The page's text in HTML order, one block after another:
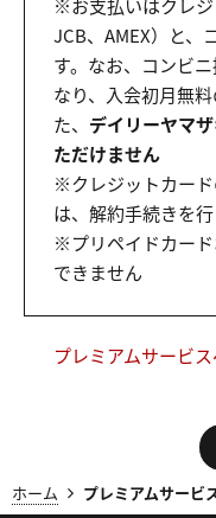
※お支払いはクレジ
JCB、AMEX）と、
す。なお、コンビ
なり、入会初月無
た、 デイリーヤマ
ただけません
※クレジットカー
は、解約手続きを
※プリペイドカー
できません
プレミアムサービ
ホーム
プレミアムサービ